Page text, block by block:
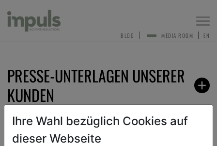
EN
MEDIA ROOM
BLOG
PRESSE-UNTERLAGEN UNSERER
KUNDEN
Ihre Wahl bezüglich Cookies auf
dieser Webseite